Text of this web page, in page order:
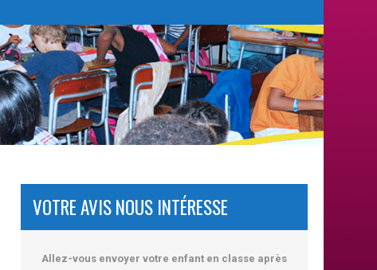
VOTRE AVIS NOUS INTÉRESSE
Allez-vous envoyer votre enfant en classe après